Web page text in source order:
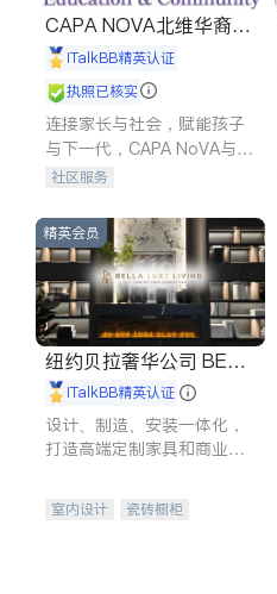
CAPA NOVA北维华裔家
长会iTalkBB精英认证
执照已核实
连接家长与社会，赋能孩子
与下一代，CAPA NoVA与您
携手建设包容、公平、充满
社区服务
精英会员
纽约贝拉奢华公司 BELL
A LUXE
iTalkBB精英认证
设计、制造、安装一体化，
打造高端定制家具和商业空
室内设计
瓷砖橱柜